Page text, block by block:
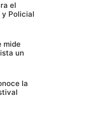
el
Policial
mide
un
la